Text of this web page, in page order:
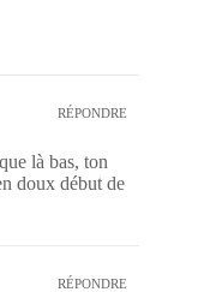
RÉPONDRE
là bas, ton
doux début de
RÉPONDRE